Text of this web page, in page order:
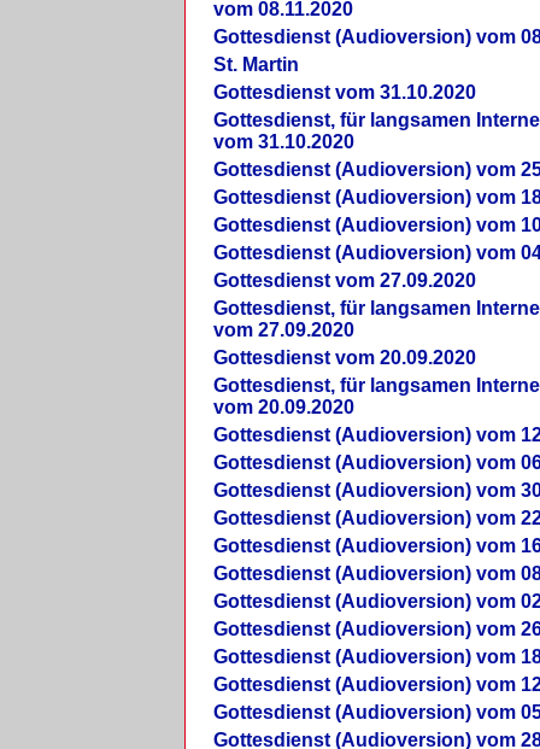
vom 08.11.2020
Gottesdienst (Audioversion) vom
St. Martin
Gottesdienst vom 31.10.2020
Gottesdienst, für langsamen
vom 31.10.2020
Gottesdienst (Audioversion) vom
Gottesdienst (Audioversion) vom
Gottesdienst (Audioversion) vom
Gottesdienst (Audioversion) vom
Gottesdienst vom 27.09.2020
Gottesdienst, für langsamen
vom 27.09.2020
Gottesdienst vom 20.09.2020
Gottesdienst, für langsamen
vom 20.09.2020
Gottesdienst (Audioversion) vom
Gottesdienst (Audioversion) vom
Gottesdienst (Audioversion) vom
Gottesdienst (Audioversion) vom
Gottesdienst (Audioversion) vom
Gottesdienst (Audioversion) vom
Gottesdienst (Audioversion) vom
Gottesdienst (Audioversion) vom
Gottesdienst (Audioversion) vom
Gottesdienst (Audioversion) vom
Gottesdienst (Audioversion) vom
Gottesdienst (Audioversion) vom